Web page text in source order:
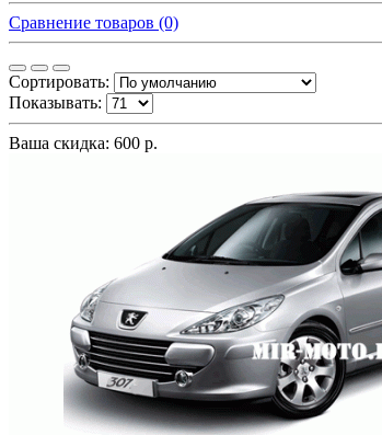
Сравнение товаров (0)
Сортировать:
Показывать:
Ваша скидка: 600 р.